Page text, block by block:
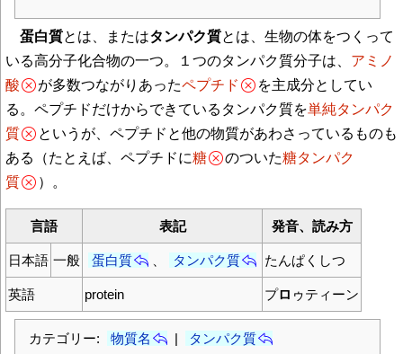
蛋白質とは、またはタンパク質とは、生物の体をつくって
いる高分子化合物の一つ。１つのタンパク質分子は、 アミノ
酸
が多数つながりあったペプチド
を主成分としてい
る。ペプチドだけからできているタンパク質を単純タンパク
質
というが、ペプチドと他の物質があわさっているものも
ある（たとえば、ペプチドに糖 のついた糖タンパク
質
）。
言語 表記 発音、読み方
日本語 一般 蛋白質 タンパク質 たんぱくしつ
英語 protein プロ ゥティーン
カテゴリー: 物質名 | タンパク質